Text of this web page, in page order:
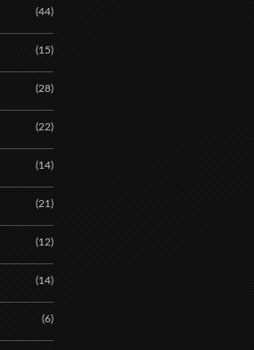
(44)
(15)
(28)
(22)
(14)
(21)
(12)
(14)
(6)